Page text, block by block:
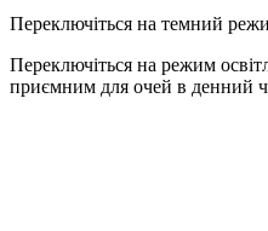
Переключіться на темний
Переключіться на режим
приємним для очей в денний